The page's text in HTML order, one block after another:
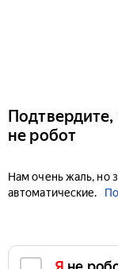
Подтвердите,
не робот
Нам очень жаль, но
автоматические.